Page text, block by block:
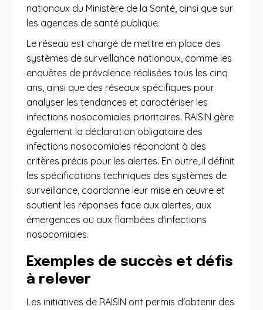
nationaux du Ministère de la Santé, ainsi que sur
les agences de santé publique.
Le réseau est chargé de mettre en place des
systèmes de surveillance nationaux, comme les
enquêtes de prévalence réalisées tous les cinq
ans, ainsi que des réseaux spécifiques pour
analyser les tendances et caractériser les
infections nosocomiales prioritaires. RAISIN gère
également la déclaration obligatoire des
infections nosocomiales répondant à des
critères précis pour les alertes. En outre, il définit
les spécifications techniques des systèmes de
surveillance, coordonne leur mise en œuvre et
soutient les réponses face aux alertes, aux
émergences ou aux flambées d'infections
nosocomiales.
Exemples de succès et défis
à relever
Les initiatives de RAISIN ont permis d'obtenir des